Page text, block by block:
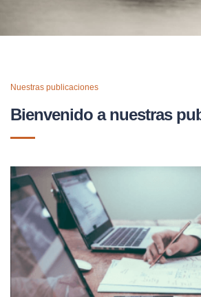
Nuestras publicaciones
Bienvenido a nuestras